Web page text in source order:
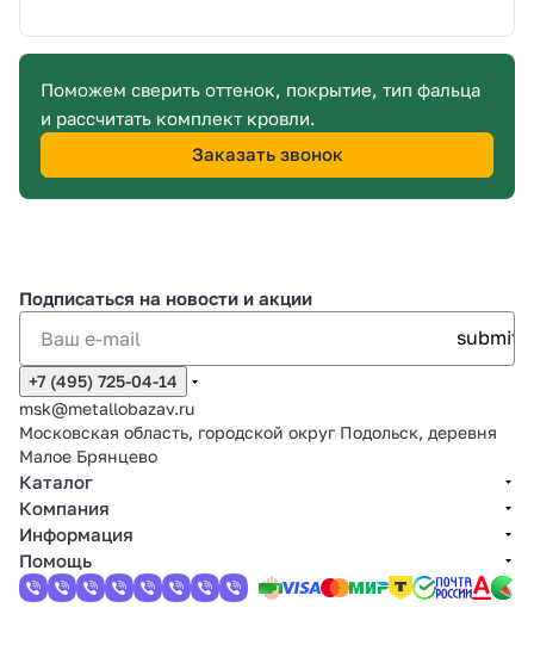
Поможем сверить оттенок, покрытие, тип фальца
и рассчитать комплект кровли.
Заказать звонок
Подписаться на новости и акции
+7 (495) 725-04-14
msk@metallobazav.ru
Московская область, городской округ Подольск, деревня
Малое Брянцево
Каталог
Компания
Информация
Помощь